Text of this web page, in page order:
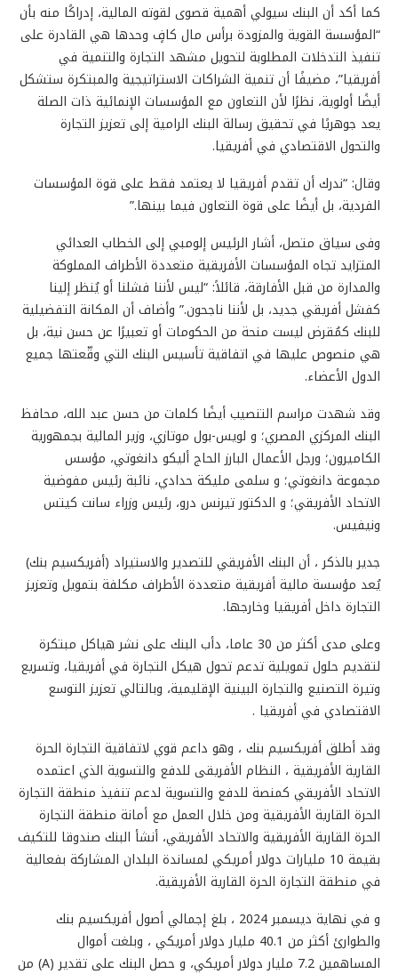
كما أكد أن البنك سيولي أهمية قصوى لقوته المالية، إدراكًا منه بأن
“المؤسسة القوية والمزودة برأس مال كافٍ وحدها هي القادرة على
تنفيذ التدخلات المطلوبة لتحويل مشهد التجارة والتنمية في
أفريقيا”، مضيفًا أن تنمية الشراكات الاستراتيجية والمبتكرة ستشكل
أيضًا أولوية، نظرًا لأن التعاون مع المؤسسات الإنمائية ذات الصلة
يعد جوهريًا في تحقيق رسالة البنك الرامية إلى تعزيز التجارة
والتحول الاقتصادي في أفريقيا.
وقال: “ندرك أن تقدم أفريقيا لا يعتمد فقط على قوة المؤسسات
الفردية، بل أيضًا على قوة التعاون فيما بينها.”
وفى سياق متصل، أشار الرئيس إلومبي إلى الخطاب العدائي
المتزايد تجاه المؤسسات الأفريقية متعددة الأطراف المملوكة
والمدارة من قبل الأفارقة، قائلاً: “ليس لأننا فشلنا أو يُنظر إلينا
كفشل أفريقي جديد، بل لأننا ناجحون.” وأضاف أن المكانة التفضيلية
للبنك كمُقرض ليست منحة من الحكومات أو تعبيرًا عن حسن نية، بل
هي منصوص عليها في اتفاقية تأسيس البنك التي وقّعتها جميع
الدول الأعضاء.
وقد شهدت مراسم التنصيب أيضًا كلمات من حسن عبد الله، محافظ
البنك المركزي المصري؛ و لويس-بول موتازي، وزير المالية بجمهورية
الكاميرون؛ ورجل الأعمال البارز الحاج أليكو دانغوتي، مؤسس
مجموعة دانغوتي؛ و سلمى مليكة حدادي، نائبة رئيس مفوضية
الاتحاد الأفريقي؛ و الدكتور تيرنس درو، رئيس وزراء سانت كيتس
ونيفيس.
جدير بالذكر ، أن البنك الأفريقي للتصدير والاستيراد (أفريكسيم بنك)
يُعد مؤسسة مالية أفريقية متعددة الأطراف مكلفة بتمويل وتعزيز
التجارة داخل أفريقيا وخارجها.
وعلى مدى أكثر من 30 عاما، دأب البنك على نشر هياكل مبتكرة
لتقديم حلول تمويلية تدعم تحول هيكل التجارة في أفريقيا، وتسريع
وتيرة التصنيع والتجارة البينية الإقليمية، وبالتالي تعزيز التوسع
الاقتصادي في أفريقيا .
وقد أطلق أفريكسيم بنك ، وهو داعم قوي لاتفاقية التجارة الحرة
القارية الأفريقية ، النظام الأفريقى للدفع والتسوية الذي اعتمده
الاتحاد الأفريقي كمنصة للدفع والتسوية لدعم تنفيذ منطقة التجارة
الحرة القارية الأفريقية ومن خلال العمل مع أمانة منطقة التجارة
الحرة القارية الأفريقية والاتحاد الأفريقي، أنشأ البنك صندوقا للتكيف
بقيمة 10 مليارات دولار أمريكي لمساندة البلدان المشاركة بفعالية
في منطقة التجارة الحرة القارية الأفريقية.
و في نهاية ديسمبر 2024 ، بلغ إجمالي أصول أفريكسيم بنك
والطوارئ أكثر من 40.1 مليار دولار أمريكي ، وبلغت أموال
المساهمين 7.2 مليار دولار أمريكي، و حصل البنك على تقدير (A) من